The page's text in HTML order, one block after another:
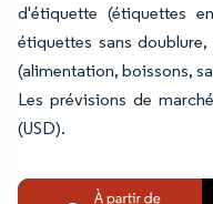
d'étiquette (étiquettes
étiquettes sans
(alimentation, boissons,
Les prévisions de
(USD).